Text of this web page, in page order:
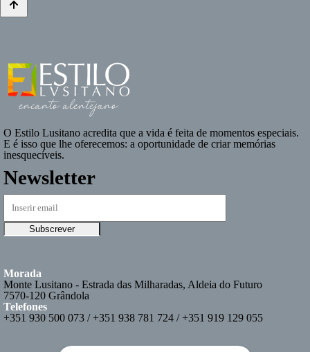
O Estilo Lusitano acredita que a vida é feita de momentos especiais.
E é isso que lhe oferecemos: a oportunidade de criar memórias
inesquecíveis.
Newsletter
Morada
Monte Lusitano - Estrada das Milharadas, Aldeia do Futuro
7570-120 Grândola
Telefones
+351 930 500 073 / +351 938 781 724 / +351 919 129 055